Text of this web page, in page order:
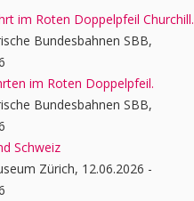
im Roten Doppelpfeil Churchill.
Bundesbahnen SBB,
im Roten Doppelpfeil.
Bundesbahnen SBB,
Schweiz
Zürich, 12.06.2026 -